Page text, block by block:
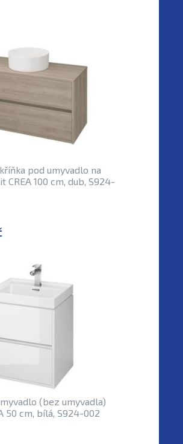
pod umyvadlo na
CREA 100 cm, dub, S924-
(bez umyvadla)
50 cm, bílá, S924-002